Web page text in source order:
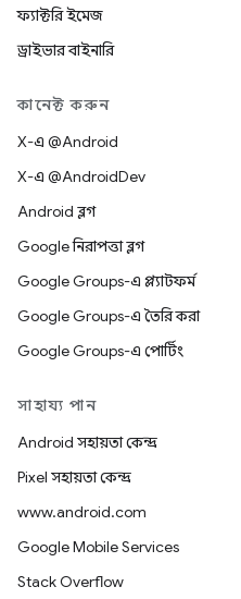
ফ্যাক্টরি ইমেজ
ড্রাইভার বাইনারি
কানেক্ট করুন
X-এ @Android
X-এ @AndroidDev
Android ব্লগ
Google নিরাপত্তা ব্লগ
Google Groups-এ প্ল্যাটফর্ম
Google Groups-এ তৈরি করা
Google Groups-এ পোর্টিং
সাহায্য পান
Android সহায়তা কেন্দ্র
Pixel সহায়তা কেন্দ্র
www.android.com
Google Mobile Services
Stack Overflow